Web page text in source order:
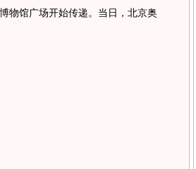
物馆广场开始传递。当日，北京奥